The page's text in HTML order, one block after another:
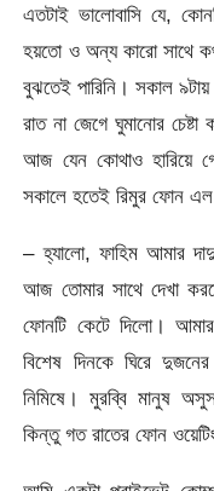
এতটাই ভালোবাসি যে,
হয়তো ও অন্য কারো সাথে
বুঝতেই পারিনি। সকাল
রাত না জেগে ঘুমানোর
আজ যেন কোথাও হারিয়ে
সকালে হতেই রিমুর ফোন
– হ্যালো, ফাহিম আমার
আজ তোমার সাথে দেখা
ফোনটি কেটে দিলো।
বিশেষ দিনকে ঘিরে
নিমিষে। মুরব্বি মানুষ
কিন্তু গত রাতের ফোন